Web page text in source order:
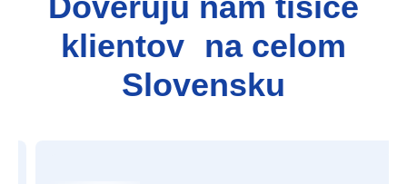
klientov na celom
Slovensku